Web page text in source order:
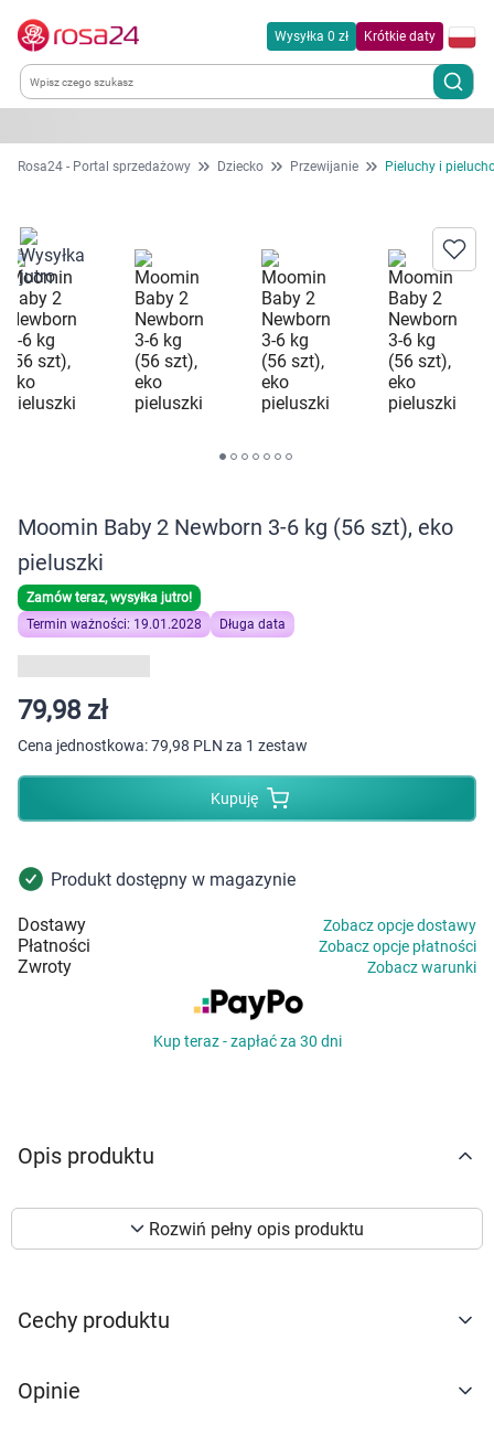
dostosowania zawartości serwisu do Twoich
warunki przechowywania lub dostępu do
Wysyłka 0 zł Krótkie daty
Kategorie
Dla zwierząt
Dom i ogród
Zdrowie
Higiena
Kosmetyki
Zdrowy styl życia
Zabawki
Motoryzacja
Grupy produktowe
Rosa24 - Portal sprzedażowy Dziecko Przewijanie Pieluchy i
Moomin Baby 2 Newborn 3-6 kg (56 szt), eko
pieluszki
Zamów teraz, wysyłka jutro!
Termin ważności: 19.01.2028
Długa data
79,98 zł
Cena jednostkowa:79,98 PLN za 1 zestaw
Kupuję
Produkt dostępny w magazynie
Dostawy Zobacz opcje dostawy
Płatności Zobacz opcje płatności
Zwroty Zobacz warunki
Kup teraz - zapłać za 30 dni
Opis produktu
Rozwiń pełny opis produktu
Cechy produktu
Opinie